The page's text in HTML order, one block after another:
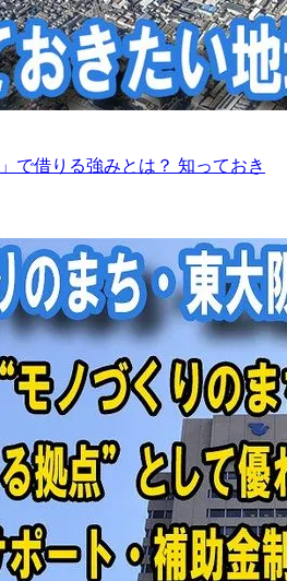
で借りる強みとは？ 知っておき